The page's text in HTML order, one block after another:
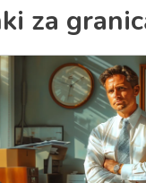
za